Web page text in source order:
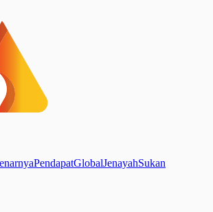
PendapatGlobalJenayahSukan